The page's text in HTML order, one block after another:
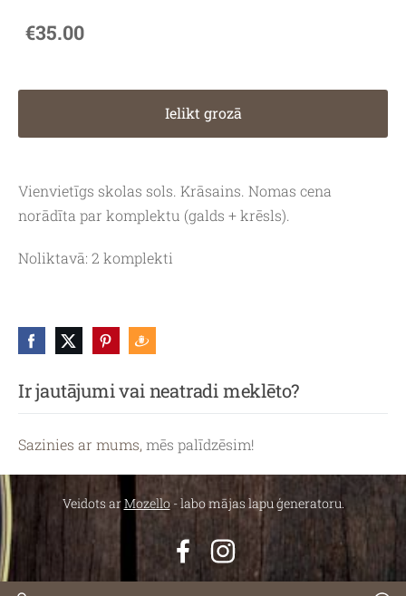
Ir jautājumi vai neatradi meklēto?
Sazinies ar mums, mēs palīdzēsim!
€35.00
Ielikt grozā
Vienvietīgs skolas sols. Krāsains. Nomas cena
norādīta par komplektu (galds + krēsls).
Noliktavā: 2 komplekti
Veidots arMozello- labo mājas lapu ģeneratoru.